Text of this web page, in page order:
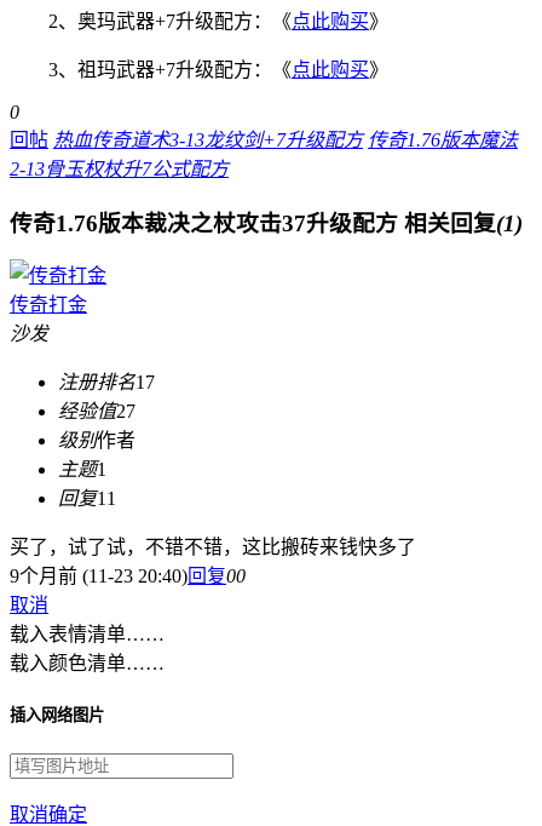
2、奥玛武器+7升级配方：《点此购买》
3、祖玛武器+7升级配方：《点此购买》
0
回帖 热血传奇道术3-13龙纹剑+7升级配方 传奇1.76版本魔法
2-13骨玉权杖升7公式配方
传奇1.76版本裁决之杖攻击37升级配方 相关回复(1)
传奇打金
沙发
注册排名17
经验值27
级别作者
主题1
回复11
买了，试了试，不错不错，这比搬砖来钱快多了
9个月前 (11-23 20:40)回复00
取消
载入表情清单……
载入颜色清单……
插入网络图片
取消确定